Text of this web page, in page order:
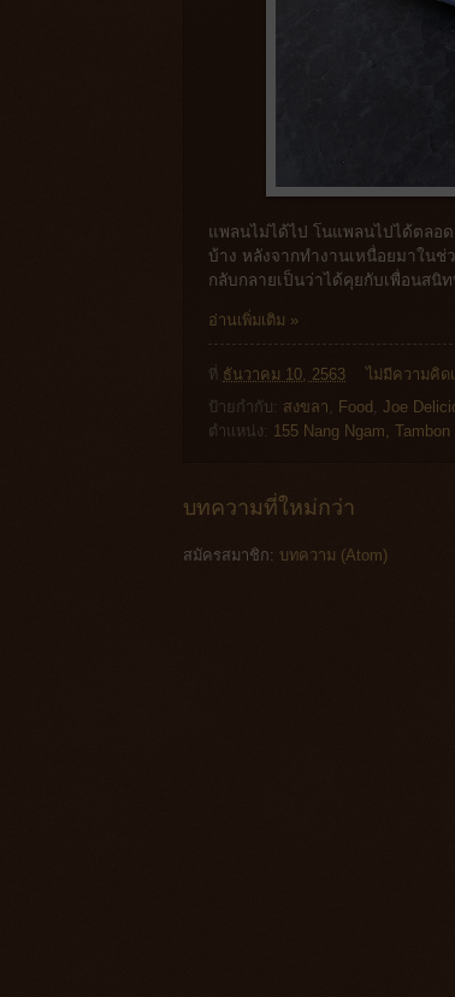
แพลนไม่ได้ไป โนแพลนไปได้ตลอ
บ้าง หลังจากทำงานเหนื่อยมาใน
กลับกลายเป็นว่าได้คุยกับเพื่อนส
อ่านเพิ่มเติม »
ที่ ธันวาคม 10, 2563
ไม่มีความคิด
ป้ายกำกับ: สงขลา Food Joe
ตำแหน่ง: 155 Nang Ngam,
บทความที่ใหม่กว่า
สมัครสมาชิก: บทความ (Atom)